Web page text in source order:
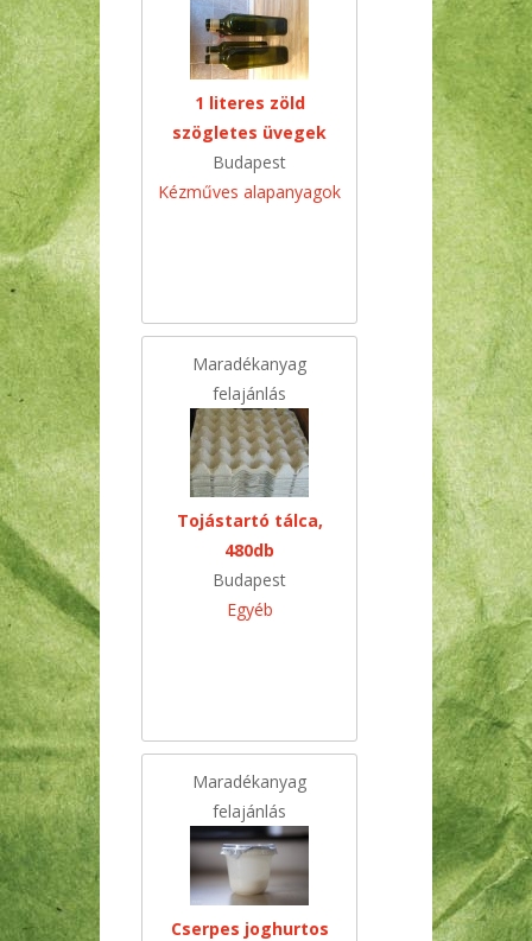
1 literes zöld
szögletes üvegek
Budapest
Kézműves alapanyagok
Maradékanyag
felajánlás
Tojástartó tálca,
480db
Budapest
Egyéb
Maradékanyag
felajánlás
Cserpes joghurtos